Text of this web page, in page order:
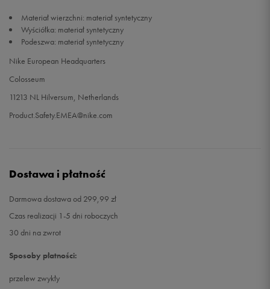
Materiał wierzchni: materiał syntetyczny
Wyściółka: materiał syntetyczny
Podeszwa: materiał syntetyczny
Nike European Headquarters
Colosseum
11213 NL Hilversum, Netherlands
Product.Safety.EMEA@nike.com
Dostawa i płatność
Darmowa dostawa od 299,99 zł
Czas realizacji 1-5 dni roboczych
30 dni na zwrot
Sposoby płatności:
przelew zwykły